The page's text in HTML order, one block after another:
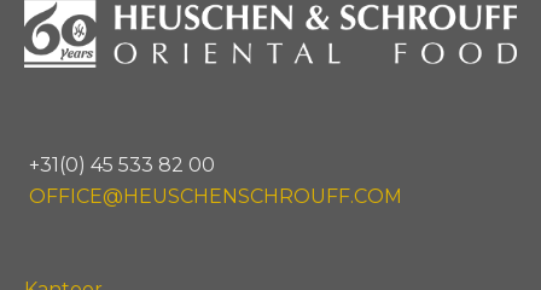
+31(0) 45 533 82 00
OFFICE@HEUSCHENSCHROUFF.COM